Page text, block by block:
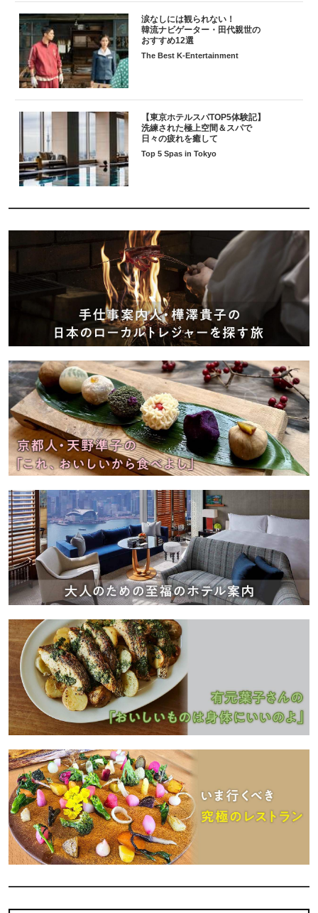
涙なしには観られない！
韓流ナビゲーター・田代親世の
おすすめ12選
The Best K-Entertainment
【東京ホテルスパTOP5体験記】
洗練された極上空間＆スパで
日々の疲れを癒して
Top 5 Spas in Tokyo